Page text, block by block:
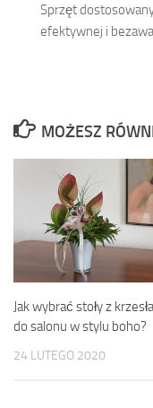
Sprzęt
efektywnej i
MOŻESZ
Jak wybrać stoły z
do salonu w stylu boho?
24 LUTEGO 2020